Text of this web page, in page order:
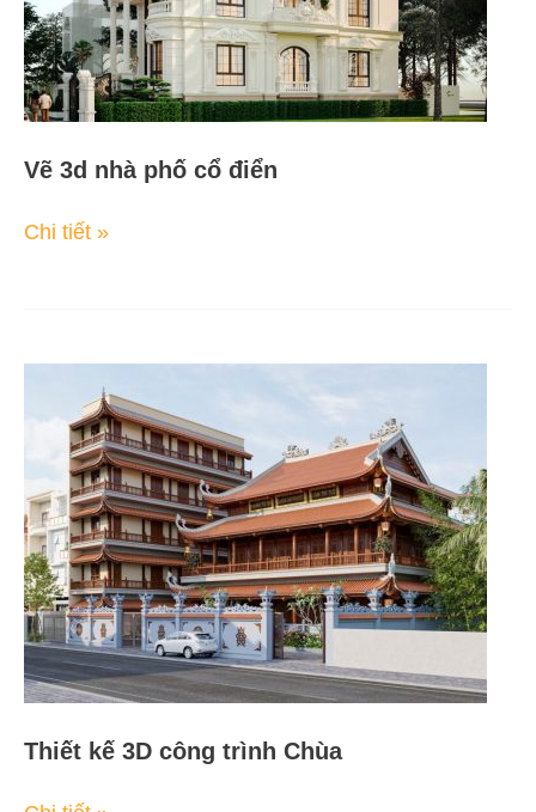
Vẽ 3d nhà phố cổ điển
Chi tiết »
Thiết kế 3D công trình Chùa
công
trình
Chùa